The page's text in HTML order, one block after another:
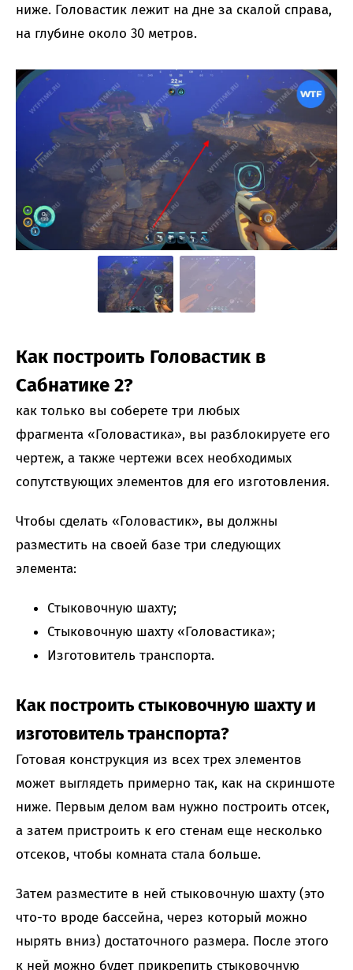
ниже. Головастик лежит на дне за скалой справа,
на глубине около 30 метров.
Как построить Головастик в
Сабнатике 2?
как только вы соберете три любых
фрагмента «Головастика», вы разблокируете его
чертеж, а также чертежи всех необходимых
сопутствующих элементов для его изготовления.
Чтобы сделать «Головастик», вы должны
разместить на своей базе три следующих
элемента:
Стыковочную шахту;
Стыковочную шахту «Головастика»;
Изготовитель транспорта.
Как построить стыковочную шахту и
изготовитель транспорта?
Готовая конструкция из всех трех элементов
может выглядеть примерно так, как на скриншоте
ниже. Первым делом вам нужно построить отсек,
а затем пристроить к его стенам еще несколько
отсеков, чтобы комната стала больше.
Затем разместите в ней стыковочную шахту (это
что-то вроде бассейна, через который можно
нырять вниз) достаточного размера. После этого
к ней можно будет прикрепить стыковочную